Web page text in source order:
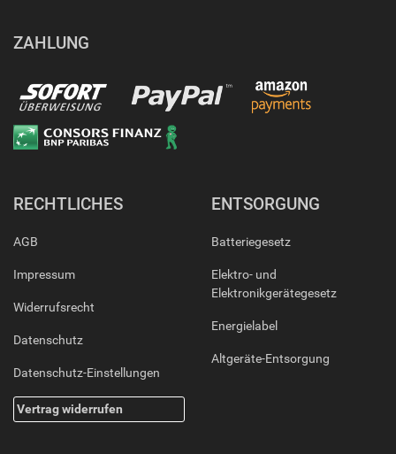
ZAHLUNG
RECHTLICHES
AGB
Impressum
Widerrufsrecht
Datenschutz
Datenschutz-Einstellungen
Vertrag widerrufen
ENTSORGUNG
Batteriegesetz
Elektro- und
Elektronikgerätegesetz
Energielabel
Altgeräte-Entsorgung